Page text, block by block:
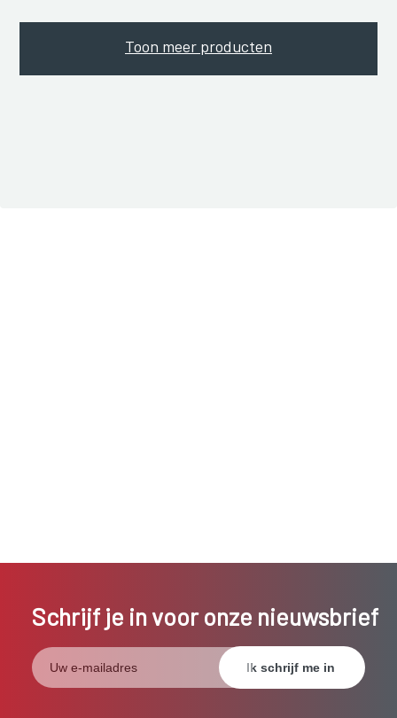
Toon meer producten
Schrijf je in voor onze nieuwsbrief